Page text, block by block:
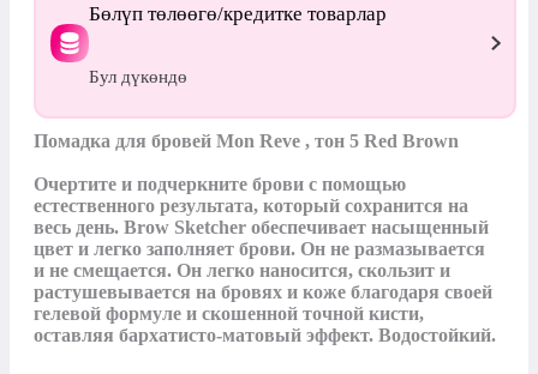
Бөлүп төлөөгө/кредитке товарлар
Бул дүкөндө
Помадка для бровей Mon Reve , тон 5 Red Brown
Очертите и подчеркните брови с помощью
естественного результата, который сохранится на
весь день. Brow Sketcher обеспечивает насыщенный
цвет и легко заполняет брови. Он не размазывается
и не смещается. Он легко наносится, скользит и
растушевывается на бровях и коже благодаря своей
гелевой формуле и скошенной точной кисти,
оставляя бархатисто-матовый эффект. Водостойкий.